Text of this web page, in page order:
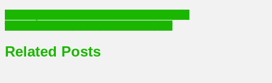
Post
navigation
Related Posts